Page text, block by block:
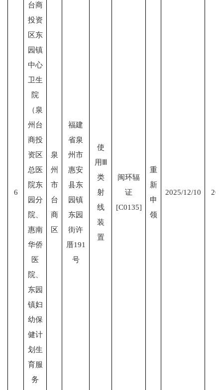
6
台商
投资
区东
园镇
中心
卫生
院
（泉
州台
商投
资区
总医
院东
园分
院、
惠南
华侨
医
院、
东园
镇妇
幼保
健计
划生
育服
务
泉
州
市
台
商
区
福建
省泉
州市
惠安
县东
园镇
东园
街许
厝191
号
使
用Ⅲ
类
射
线
装
置
闽环辐
证
[C0135]
重
新
申
领
2025/12/10